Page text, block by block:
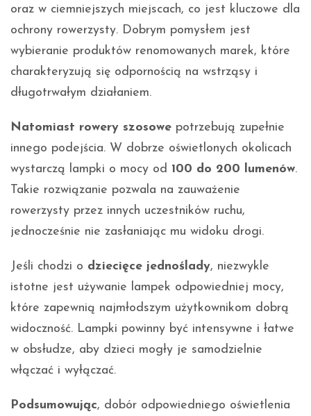
oraz w ciemniejszych miejscach, co jest kluczowe dla
ochrony rowerzysty. Dobrym pomysłem jest
wybieranie produktów renomowanych marek, które
charakteryzują się odpornością na wstrząsy i
długotrwałym działaniem.
Natomiast rowery szosowe potrzebują zupełnie
innego podejścia. W dobrze oświetlonych okolicach
wystarczą lampki o mocy od 100 do 200 lumenów.
Takie rozwiązanie pozwala na zauważenie
rowerzysty przez innych uczestników ruchu,
jednocześnie nie zasłaniając mu widoku drogi.
Jeśli chodzi o dziecięce jednoślady, niezwykle
istotne jest używanie lampek odpowiedniej mocy,
które zapewnią najmłodszym użytkownikom dobrą
widoczność. Lampki powinny być intensywne i łatwe
w obsłudze, aby dzieci mogły je samodzielnie
włączać i wyłączać.
Podsumowując, dobór odpowiedniego oświetlenia